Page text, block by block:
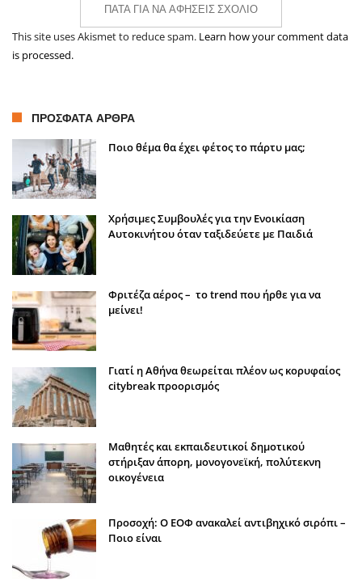
ΠΆΤΑ ΓΙΑ ΝΑ ΑΦΉΣΕΙΣ ΣΧΌΛΙΟ
This site uses Akismet to reduce spam. Learn how your comment data
is processed.
ΠΡΌΣΦΑΤΑ ΆΡΘΡΑ
Ποιο θέμα θα έχει φέτος το πάρτυ μας;
Χρήσιμες Συμβουλές για την Ενοικίαση
Αυτοκινήτου όταν ταξιδεύετε με Παιδιά
Φριτέζα αέρος – το trend που ήρθε για να
μείνει!
Γιατί η Αθήνα θεωρείται πλέον ως κορυφαίος
citybreak προορισμός
Μαθητές και εκπαιδευτικοί δημοτικού
στήριξαν άπορη, μονογονεϊκή, πολύτεκνη
οικογένεια
Προσοχή: Ο ΕΟΦ ανακαλεί αντιβηχικό σιρόπι –
Ποιο είναι